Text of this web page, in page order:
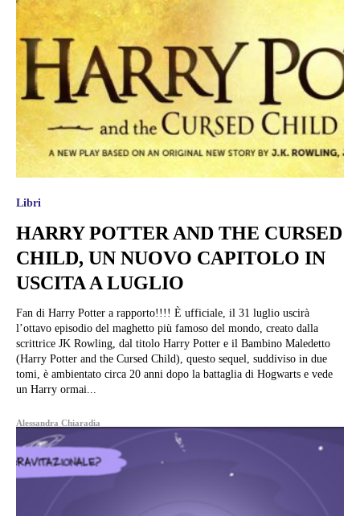
Libri
HARRY POTTER AND THE CURSED
CHILD, UN NUOVO CAPITOLO IN
USCITA A LUGLIO
Fan di Harry Potter a rapporto!!!! È ufficiale, il 31 luglio uscirà
l’ottavo episodio del maghetto più famoso del mondo, creato dalla
scrittrice JK Rowling, dal titolo Harry Potter e il Bambino Maledetto
(Harry Potter and the Cursed Child), questo sequel, suddiviso in due
tomi, è ambientato circa 20 anni dopo la battaglia di Hogwarts e vede
un Harry ormai...
Alessandra Chiaradia